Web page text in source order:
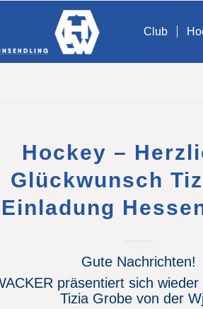
Club
Hockey –
Glückwunsch
Einladung
Gute Nachrichten!
präsentiert sich
Tizia Grobe von der